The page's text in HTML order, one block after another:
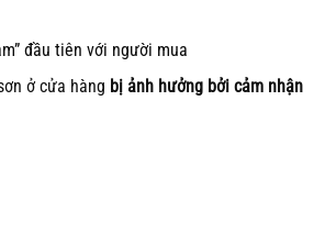
đầu tiên với người mua
ở cửa hàng bị ảnh hưởng bởi cảm nhận